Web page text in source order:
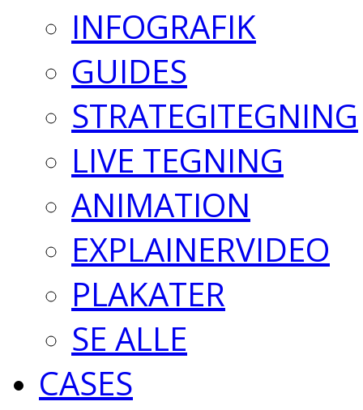
INFOGRAFIK
GUIDES
STRATEGITEGNING
LIVE TEGNING
ANIMATION
EXPLAINERVIDEO
PLAKATER
SE ALLE
CASES